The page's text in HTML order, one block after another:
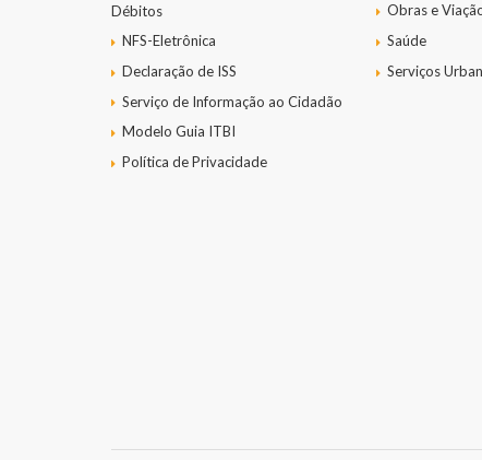
Débitos
NFS-Eletrônica
Declaração de ISS
Serviço de Informação ao Cidadão
Modelo Guia ITBI
Política de Privacidade
Obras e
Saúde
Serviços